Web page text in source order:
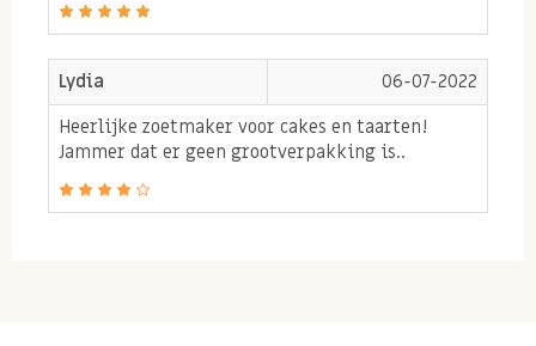
Lydia
06-07-2022
Heerlijke zoetmaker voor cakes en taarten!
Jammer dat er geen grootverpakking is..